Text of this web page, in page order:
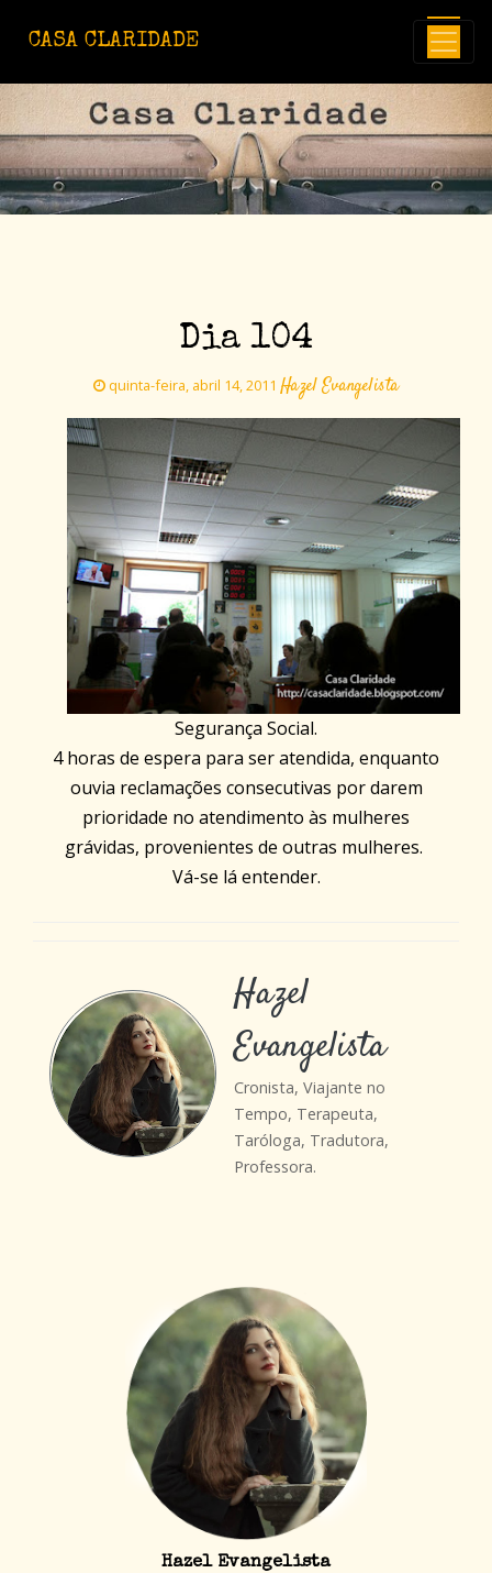
CASA CLARIDADE
Dia 104
quinta-feira, abril 14, 2011 Hazel Evangelista
Segurança Social.
4 horas de espera para ser atendida, enquanto
ouvia reclamações consecutivas por darem
prioridade no atendimento às mulheres
grávidas, provenientes de outras mulheres.
Vá-se lá entender.
Hazel
Evangelista
Cronista, Viajante no
Tempo, Terapeuta,
Taróloga, Tradutora,
Professora.
Hazel Evangelista